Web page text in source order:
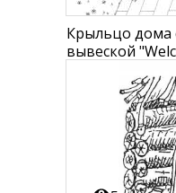
Крыльцо дома
вывеской